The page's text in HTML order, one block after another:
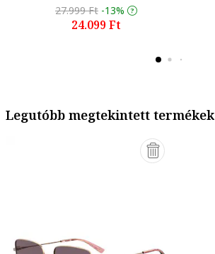
27.999 Ft -13%
24.099 Ft
Legutóbb megtekintett termékek